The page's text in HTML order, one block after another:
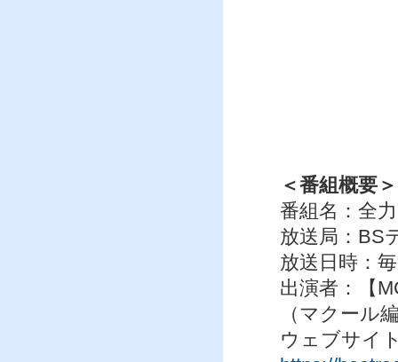
＜番組概要＞
番組名：全
放送局：BS
放送日時：
出演者：【
（マクール
ウェブサイ